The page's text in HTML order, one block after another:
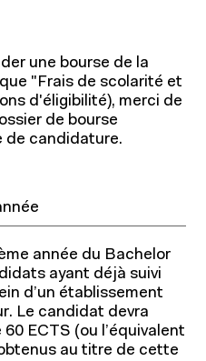
une bourse de la
"Frais de scolarité et
d'éligibilité), merci de
de bourse
de candidature.
année du Bachelor
ayant déjà suivi
d’un établissement
Le candidat devra
ECTS (ou l’équivalent
au titre de cette